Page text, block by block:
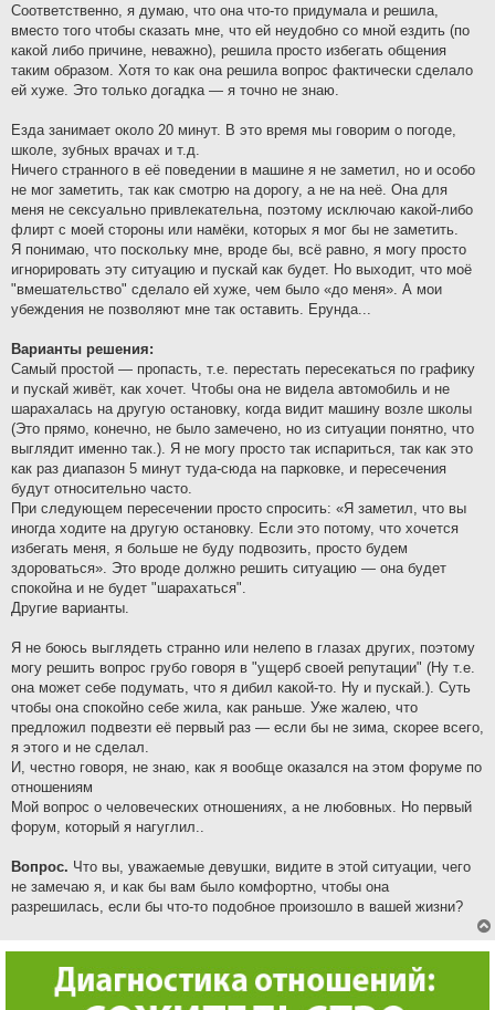
Соответственно, я думаю, что она что-то придумала и решила,
вместо того чтобы сказать мне, что ей неудобно со мной ездить (по
какой либо причине, неважно), решила просто избегать общения
таким образом. Хотя то как она решила вопрос фактически сделало
ей хуже. Это только догадка — я точно не знаю.
Езда занимает около 20 минут. В это время мы говорим о погоде,
школе, зубных врачах и т.д.
Ничего странного в её поведении в машине я не заметил, но и особо
не мог заметить, так как смотрю на дорогу, а не на неё. Она для
меня не сексуально привлекательна, поэтому исключаю какой-либо
флирт с моей стороны или намёки, которых я мог бы не заметить.
Я понимаю, что поскольку мне, вроде бы, всё равно, я могу просто
игнорировать эту ситуацию и пускай как будет. Но выходит, что моё
"вмешательство" сделало ей хуже, чем было «до меня». А мои
убеждения не позволяют мне так оставить. Ерунда...
Варианты решения:
Самый простой — пропасть, т.е. перестать пересекаться по графику
и пускай живёт, как хочет. Чтобы она не видела автомобиль и не
шарахалась на другую остановку, когда видит машину возле школы
(Это прямо, конечно, не было замечено, но из ситуации понятно, что
выглядит именно так.). Я не могу просто так испариться, так как это
как раз диапазон 5 минут туда-сюда на парковке, и пересечения
будут относительно часто.
При следующем пересечении просто спросить: «Я заметил, что вы
иногда ходите на другую остановку. Если это потому, что хочется
избегать меня, я больше не буду подвозить, просто будем
здороваться». Это вроде должно решить ситуацию — она будет
спокойна и не будет "шарахаться".
Другие варианты.
Я не боюсь выглядеть странно или нелепо в глазах других, поэтому
могу решить вопрос грубо говоря в "ущерб своей репутации" (Ну т.е.
она может себе подумать, что я дибил какой-то. Ну и пускай.). Суть
чтобы она спокойно себе жила, как раньше. Уже жалею, что
предложил подвезти её первый раз — если бы не зима, скорее всего,
я этого и не сделал.
И, честно говоря, не знаю, как я вообще оказался на этом форуме по
отношениям
Мой вопрос о человеческих отношениях, а не любовных. Но первый
форум, который я нагуглил..
Вопрос. Что вы, уважаемые девушки, видите в этой ситуации, чего
не замечаю я, и как бы вам было комфортно, чтобы она
разрешилась, если бы что-то подобное произошло в вашей жизни?